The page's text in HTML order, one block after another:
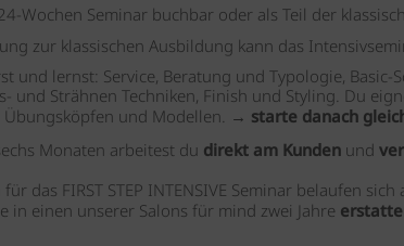
Wochen Seminar buchbar oder als Teil der
zur klassischen Ausbildung kann das
und lernst: Service, Beratung und Typologie, Basic-
und Strähnen Techniken, Finish und Styling. Du
Übungsköpfen und Modellen. → starte danach
Monaten arbeitest du direkt am Kunden und
das FIRST STEP INTENSIVE Seminar belaufen
in einen unserer Salons für mind zwei Jahre